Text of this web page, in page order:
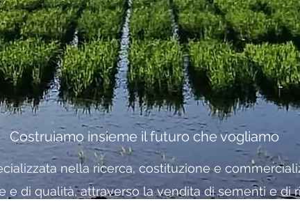
Costruiamo insieme il futuro che vogliamo
nella ricerca, costituzione e
e di qualità, attraverso la vendita di sementi e di